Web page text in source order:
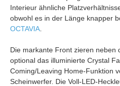
Interieur ähnliche
obwohl es in der Länge knapper
OCTAVIA
Die markante Front zieren neben
optional das illuminierte Crystal
Coming/Leaving Home-Funktion
Scheinwerfer. Die Voll-LED-